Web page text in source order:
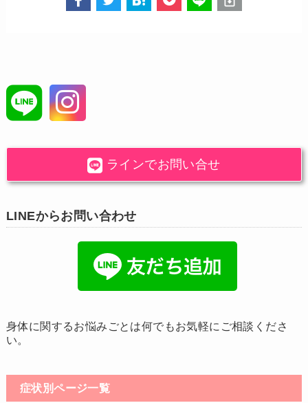
ラインでお問い合せ
LINEからお問い合わせ
身体に関するお悩みごとは何でもお気軽にご相談くださ
い。
症状別ページ一覧